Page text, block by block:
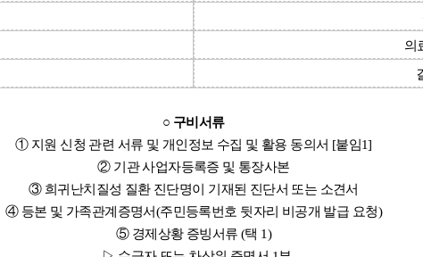
의
○ 구비서류
① 지원 신청 관련 서류 및 개인정보 수집 및 활용 동의서 [붙임1]
② 기관 사업자등록증 및 통장사본
③ 희귀난치질성 질환 진단명이 기재된 진단서 또는 소견서
④ 등본 및 가족관계증명서(주민등록번호 뒷자리 비공개 발급 요청)
⑤ 경제상황 증빙서류 (택 1)